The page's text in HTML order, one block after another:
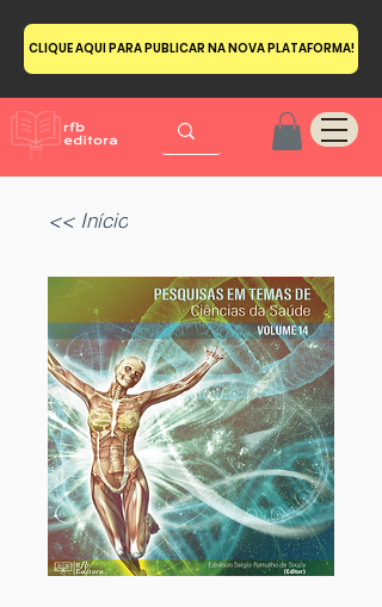
CLIQUE AQUI PARA PUBLICAR NA NOVA PLATAFORMA!
<< Início